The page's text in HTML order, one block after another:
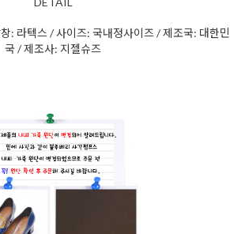
: 라텍스 / 사이즈: 국내정사이즈 / 제조국: 대한민
국 / 제조사: 지젤슈즈